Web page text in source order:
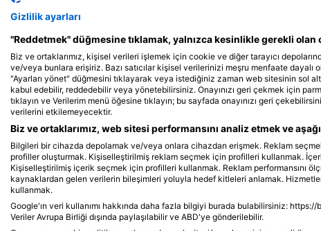
Matthews Sharks, Shark Scuba
Servicing
Kimps Way, HP3 8EN Hemel Hempstead,
BİrleŞİk Krallik
Gizlilik ayarları
"Reddetmek" düğmesine tıklamak, yalnızca kesinlikle gerekli olan
Biz ve ortaklarımız, kişisel verileri işlemek için cookie ve diğer tarayıcı
ve/veya bunlara erişiriz. Bazı satıcılar kişisel verilerinizi meşru menfaate dayalı
"Ayarları yönet" düğmesini tıklayarak veya istediğiniz zaman web sitesinin sol
kabul edebilir, reddedebilir veya yönetebilirsiniz. Onayınızı geri çekmek için
tıklayın ve Verilerim menü öğesine tıklayın; bu sayfada onayınızı geri
verilerini etkilemeyecektir.
Biz ve ortaklarımız, web sitesi performansını analiz etmek ve
Bilgileri bir cihazda depolamak ve/veya onlara cihazdan erişmek. Reklam
profiller oluşturmak. Kişiselleştirilmiş reklam seçmek için profilleri kullanmak.
Kişiselleştirilmiş içerik seçmek için profilleri kullanmak. Reklam performansını
kaynaklardan gelen verilerin bileşimleri yoluyla hedef kitleleri anlamak.
kullanmak.
Google'ın veri kullanımı hakkında daha fazla bilgiyi burada bulabilirsiniz:
Veriler Avrupa Birliği dışında paylaşılabilir ve ABD'ye gönderilebilir.